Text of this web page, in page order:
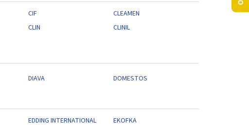
CIF
CLEAMEN
CLIN CLINIL
DIAVA
DOMESTOS
EDDING INTERNATIONAL
EKOFKA